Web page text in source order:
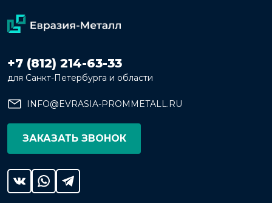
+7 (812) 214-63-33
для Санкт-Петербурга и области
INFO@EVRASIA-PROMMETALL.RU
ЗАКАЗАТЬ ЗВОНОК